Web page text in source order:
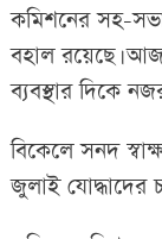
কমিশনের সহ-
বহাল রয়েছে।
ব্যবস্থার দিকে
বিকেলে সনদ
জুলাই যোদ্ধাদের